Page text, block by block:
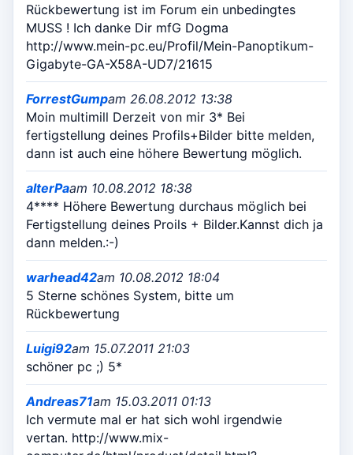
Rückbewertung ist im Forum ein unbedingtes
MUSS ! Ich danke Dir mfG Dogma
http://www.mein-pc.eu/Profil/Mein-Panoptikum-
Gigabyte-GA-X58A-UD7/21615
ForrestGumpam 26.08.2012 13:38
Moin multimill Derzeit von mir 3* Bei
fertigstellung deines Profils+Bilder bitte melden,
dann ist auch eine höhere Bewertung möglich.
alterPaam 10.08.2012 18:38
4**** Höhere Bewertung durchaus möglich bei
Fertigstellung deines Proils + Bilder.Kannst dich ja
dann melden.:-)
warhead42am 10.08.2012 18:04
5 Sterne schönes System, bitte um
Rückbewertung
Luigi92am 15.07.2011 21:03
schöner pc ;) 5*
Andreas71am 15.03.2011 01:13
Ich vermute mal er hat sich wohl irgendwie
vertan. http://www.mix-